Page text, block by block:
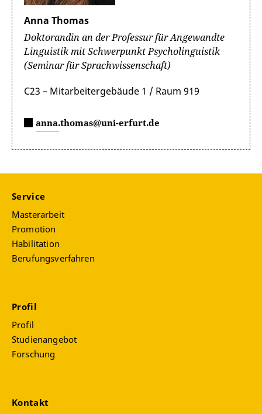
Anna Thomas
Doktorandin an der Professur für Angewandte
Linguistik mit Schwerpunkt Psycholinguistik
(Seminar für Sprachwissenschaft)
C23 – Mitarbeitergebäude 1 / Raum 919
anna.thomas@uni-erfurt.de
Service
Masterarbeit
Promotion
Habilitation
Berufungsverfahren
Profil
Profil
Studienangebot
Forschung
Kontakt